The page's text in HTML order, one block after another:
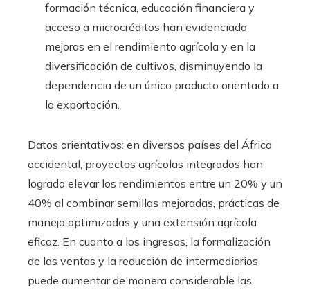
formación técnica, educación financiera y
acceso a microcréditos han evidenciado
mejoras en el rendimiento agrícola y en la
diversificación de cultivos, disminuyendo la
dependencia de un único producto orientado a
la exportación.
Datos orientativos: en diversos países del África
occidental, proyectos agrícolas integrados han
logrado elevar los rendimientos entre un 20% y un
40% al combinar semillas mejoradas, prácticas de
manejo optimizadas y una extensión agrícola
eficaz. En cuanto a los ingresos, la formalización
de las ventas y la reducción de intermediarios
puede aumentar de manera considerable las